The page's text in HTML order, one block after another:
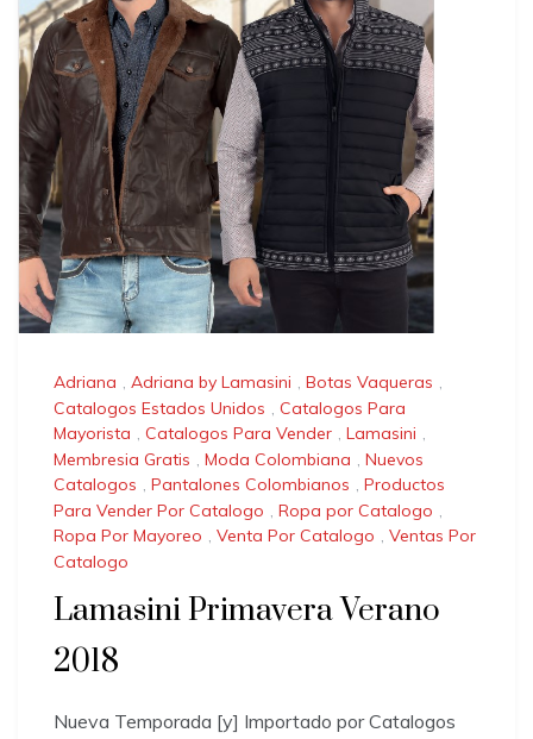
Adriana , Adriana by Lamasini , Botas Vaqueras ,
Catalogos Estados Unidos , Catalogos Para
Mayorista , Catalogos Para Vender , Lamasini ,
Membresia Gratis , Moda Colombiana , Nuevos
Catalogos , Pantalones Colombianos , Productos
Para Vender Por Catalogo , Ropa por Catalogo ,
Ropa Por Mayoreo , Venta Por Catalogo , Ventas Por
Catalogo
Lamasini Primavera Verano
2018
Nueva Temporada [y] Importado por Catalogos